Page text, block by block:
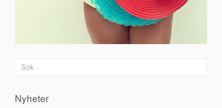
Nyheter